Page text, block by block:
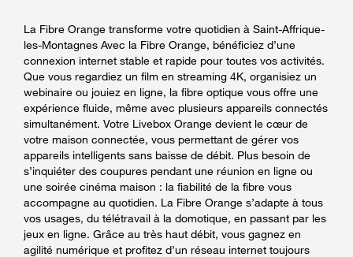
La Fibre Orange transforme votre quotidien à Saint-Affrique-
les-Montagnes Avec la Fibre Orange, bénéficiez d’une
connexion internet stable et rapide pour toutes vos activités.
Que vous regardiez un film en streaming 4K, organisiez un
webinaire ou jouiez en ligne, la fibre optique vous offre une
expérience fluide, même avec plusieurs appareils connectés
simultanément. Votre Livebox Orange devient le cœur de
votre maison connectée, vous permettant de gérer vos
appareils intelligents sans baisse de débit. Plus besoin de
s’inquiéter des coupures pendant une réunion en ligne ou
une soirée cinéma maison : la fiabilité de la fibre vous
accompagne au quotidien. La Fibre Orange s’adapte à tous
vos usages, du télétravail à la domotique, en passant par les
jeux en ligne. Grâce au très haut débit, vous gagnez en
agilité numérique et profitez d’un réseau internet toujours